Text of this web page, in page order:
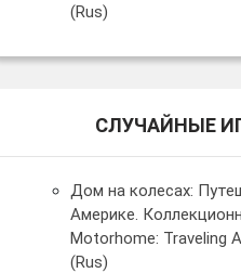
(Rus)
СЛУЧАЙНЫЕ
Дом на колесах:
Америке.
Motorhome: Traveling
(Rus)